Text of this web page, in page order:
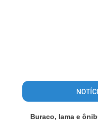
Buraco, lama e